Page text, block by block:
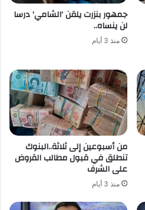
جمهور بنزرت يلقن ‘الشامي’ درسا
لن ينساه..
منذ 3 أيام
من أسبوعين إلى ثلاثة..البنوك
تنطلق في قبول مطالب القروض
على الشرف
منذ 3 أيام